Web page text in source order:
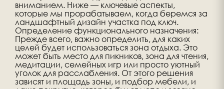
вниманием. Ниже — ключевые аспекты,
которые мы прорабатываем, когда беремся за
ландшафтный дизайн участка под ключ.
Определение функционального назначения:
Прежде всего, важно определить, для каких
целей будет использоваться зона отдыха. Это
может быть место для пикников, зона для чтения,
медитации, семейных игр или просто уютный
уголок для расслабления. От этого решения
зависят и площадь зоны, и подбор мебели, и